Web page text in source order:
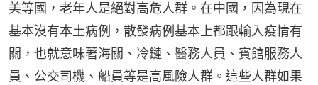
美等國，老年人是絕對高危人群。在中國，因為現在
基本沒有本土病例，散發病例基本上都跟輸入疫情有
關，也就意味著海關、冷鏈、醫務人員、賓館服務人
員、公交司機、船員等是高風險人群。這些人群如果